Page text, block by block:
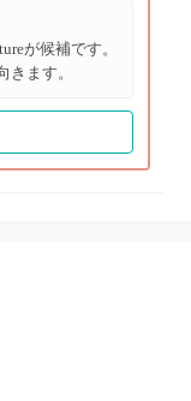
が候補です。
きます。